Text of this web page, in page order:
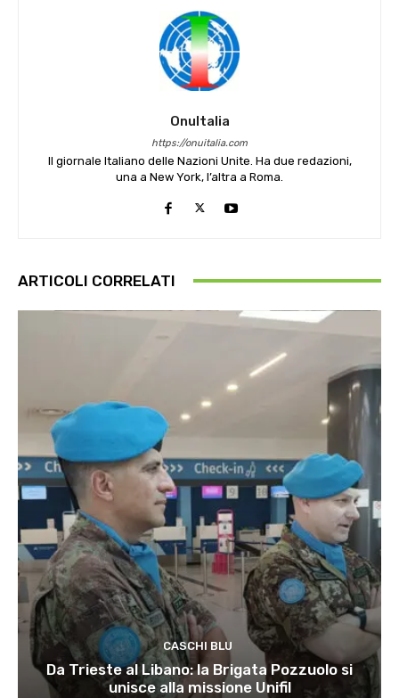
OnuItalia
https://onuitalia.com
Il giornale Italiano delle Nazioni Unite. Ha due redazioni,
una a New York, l’altra a Roma.
ARTICOLI CORRELATI
CASCHI BLU
Da Trieste al Libano: la Brigata Pozzuolo si
unisce alla missione Unifil